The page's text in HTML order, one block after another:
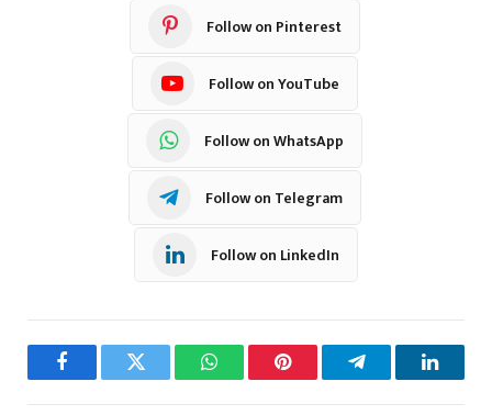
Follow on Pinterest
Follow on YouTube
Follow on WhatsApp
Follow on Telegram
Follow on LinkedIn
FacebookTwitter WhatsAppPinterest Telegram